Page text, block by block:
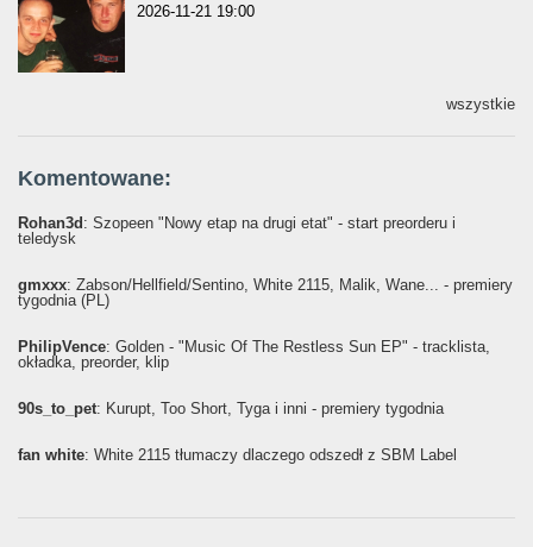
2026-11-21 19:00
wszystkie
Komentowane:
Rohan3d : Szopeen "Nowy etap na drugi etat" - start preorderu i
teledysk
gmxxx: Żabson/Hellfield/Sentino, White 2115, Malik, Wane... - premiery
tygodnia (PL)
PhilipVence: Golden - "Music Of The Restless Sun EP" - tracklista,
okładka, preorder, klip
90s_to_pet: Kurupt, Too Short, Tyga i inni - premiery tygodnia
fan white: White 2115 tłumaczy dlaczego odszedł z SBM Label